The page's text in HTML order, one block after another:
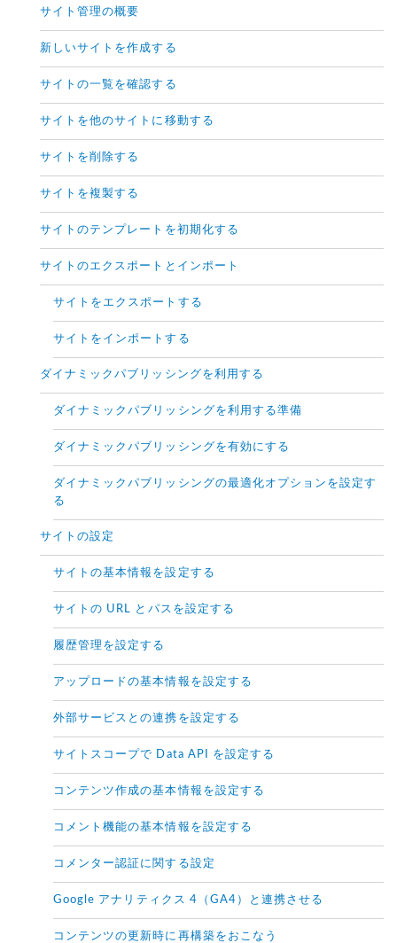
サイト管理の概要
新しいサイトを作成する
サイトの一覧を確認する
サイトを他のサイトに移動する
サイトを削除する
サイトを複製する
サイトのテンプレートを初期化する
サイトのエクスポートとインポート
サイトをエクスポートする
サイトをインポートする
ダイナミックパブリッシングを利用する
ダイナミックパブリッシングを利用する準備
ダイナミックパブリッシングを有効にする
ダイナミックパブリッシングの最適化オプションを設定す
る
サイトの設定
サイトの基本情報を設定する
サイトの URL とパスを設定する
履歴管理を設定する
アップロードの基本情報を設定する
外部サービスとの連携を設定する
サイトスコープで Data API を設定する
コンテンツ作成の基本情報を設定する
コメント機能の基本情報を設定する
コメンター認証に関する設定
Google アナリティクス 4（GA4）と連携させる
コンテンツの更新時に再構築をおこなう